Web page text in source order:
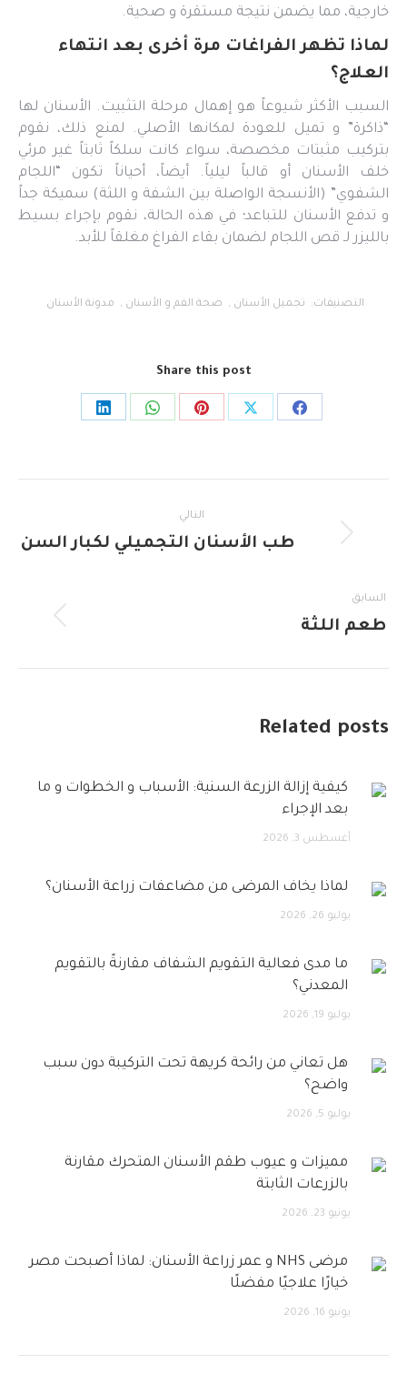
خارجية، مما يضمن نتيجة مستقرة و صحية.
لماذا تظهر الفراغات مرة أخرى بعد انتهاء
العلاج؟
السبب الأكثر شيوعاً هو إهمال مرحلة التثبيت. الأسنان لها
“ذاكرة” و تميل للعودة لمكانها الأصلي. لمنع ذلك، نقوم
بتركيب مثبتات مخصصة، سواء كانت سلكاً ثابتاً غير مرئي
خلف الأسنان أو قالباً ليلياً. أيضاً، أحياناً تكون “اللجام
الشفوي” (الأنسجة الواصلة بين الشفة و اللثة) سميكة جداً
و تدفع الأسنان للتباعد؛ في هذه الحالة، نقوم بإجراء بسيط
بالليزر لـ قص اللجام لضمان بقاء الفراغ مغلقاً للأبد.
التصنيفات: تجميل الأسنان , صحة الفم و الأسنان , مدونة الأسنان
Share this post
Share
Share
Share
Share
Share
navigation
السابق
Previous
طعم اللثة
التالي
Next
طب الأسنان التجميلي لكبار السن
Related posts
كيفية إزالة الزرعة السنية: الأسباب و الخطوات و ما
بعد الإجراء
أغسطس 3, 2026
لماذا يخاف المرضى من مضاعفات زراعة الأسنان؟
يوليو 26, 2026
ما مدى فعالية التقويم الشفاف مقارنةً بالتقويم
المعدني؟
يوليو 19, 2026
هل تعاني من رائحة كريهة تحت التركيبة دون سبب
واضح؟
يوليو 5, 2026
مميزات و عيوب طقم الأسنان المتحرك مقارنة
بالزرعات الثابتة
يونيو 23, 2026
مرضى NHS و عمر زراعة الأسنان: لماذا أصبحت مصر
خيارًا علاجيًا مفضلًا
يونيو 16, 2026